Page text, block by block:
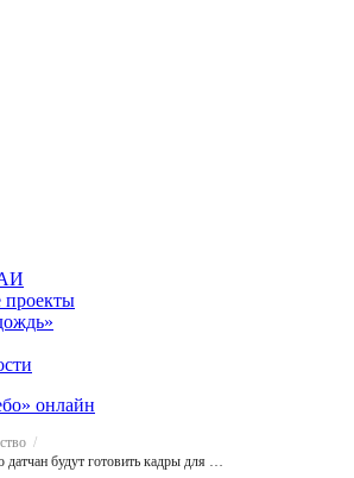
онлайн
Псковские ВУЗы с помощью датчан будут готовить кадры для местного самоуправления